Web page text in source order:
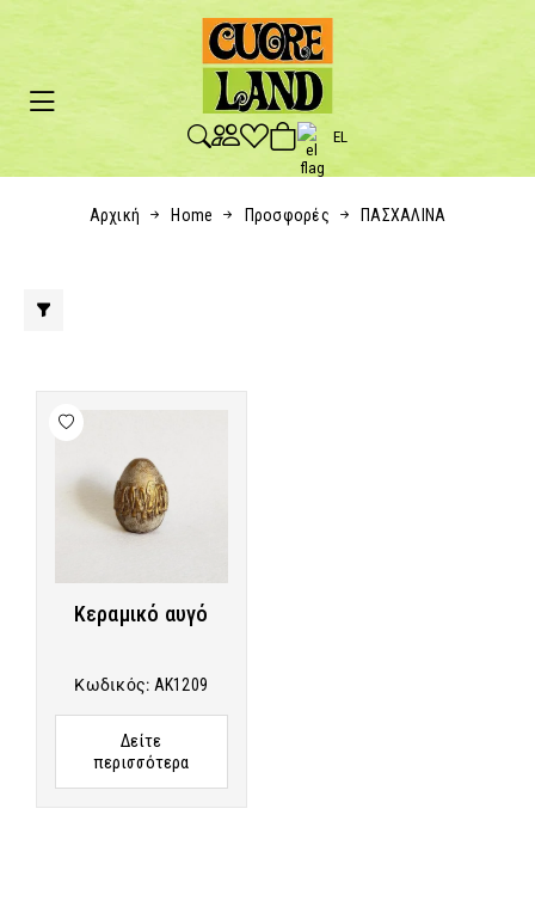
EL
Αρχική Home Προσφορές ΠΑΣΧΑΛΙΝΑ
Κεραμικό αυγό
Κωδικός: AK1209
Δείτε
περισσότερα